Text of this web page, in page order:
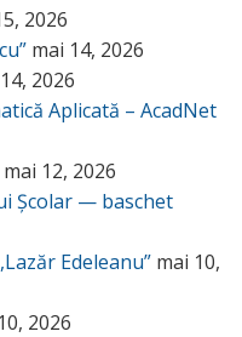
2026
mai 14, 2026
2026
Aplicată – AcadNet
mai 12, 2026
Școlar — baschet
Edeleanu” mai 10,
2026